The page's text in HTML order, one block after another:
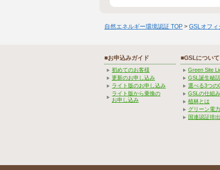
自然エネルギー環境認証 TOP > GSLオフィ
■お申込みガイド
初めてのお客様
更新のお申し込み
ライト版のお申し込み
ライト版から乗換の
お申し込み
■GSLについて
Green Site
GSL誕生秘話
選べる3つの
GSLの仕組
植林とは
グリーン電
国連認証排